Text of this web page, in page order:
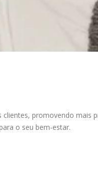
promovendo mais
o seu bem-estar.